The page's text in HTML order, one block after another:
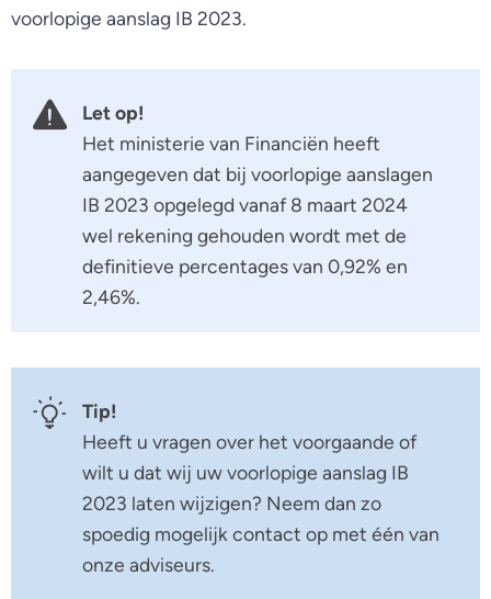
voorlopige aanslag IB 2023.
Let op!
Het ministerie van Financiën heeft
aangegeven dat bij voorlopige aanslagen
IB 2023 opgelegd vanaf 8 maart 2024
wel rekening gehouden wordt met de
definitieve percentages van 0,92% en
2,46%.
Tip!
Heeft u vragen over het voorgaande of
wilt u dat wij uw voorlopige aanslag IB
2023 laten wijzigen? Neem dan zo
spoedig mogelijk contact op met één van
onze adviseurs.